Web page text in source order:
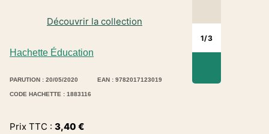
1/3
Hachette Éducation
Découvrir la collection
PARUTION : 20/05/2020 EAN : 9782017123019
CODE HACHETTE : 1883116
Prix TTC : 3,40 €